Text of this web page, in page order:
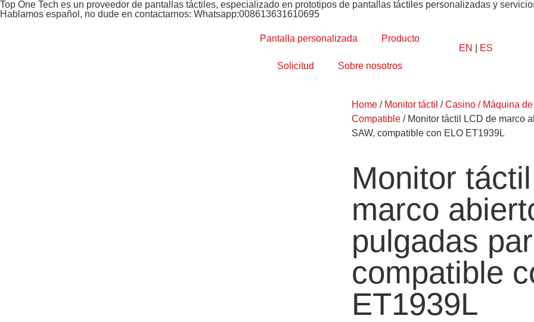
Top One Tech es un proveedor de pantallas táctiles, especializado en prototipos de pantallas táctiles personalizadas y
Hablamos español, no dude en contactarnos: Whatsapp:008613631610695
Pantalla personalizada Producto
Solicitud Sobre nosotros
EN ES
Home / Monitor táctil /Casino / Máquina
Compatible / Monitor táctil LCD de marco
SAW, compatible con ELO ET1939L
Monitor
marco
pulgadas
compatible
ET1939L